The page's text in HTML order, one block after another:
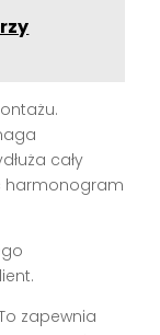
cały
harmonogram
zapewnia